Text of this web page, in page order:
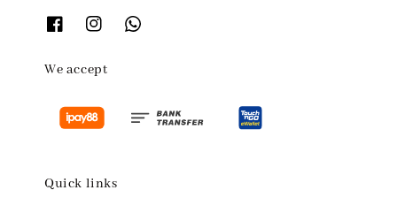
We accept
Quick links